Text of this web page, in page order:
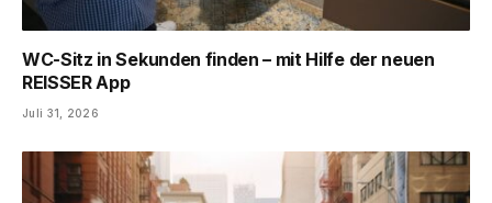
WC-Sitz in Sekunden finden – mit Hilfe der neuen
REISSER App
Juli 31, 2026